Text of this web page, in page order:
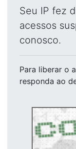
Seu IP fez
acessos
conosco.
Para liberar o
responda ao